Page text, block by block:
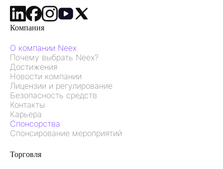
Компания
О компании Neex
Почему выбрать Neex?
Достижения
Новости компании
Лицензии и регулирование
Безопасность средств
Контакты
Карьера
Спонсорства
Спонсирование мероприятий
Торговля